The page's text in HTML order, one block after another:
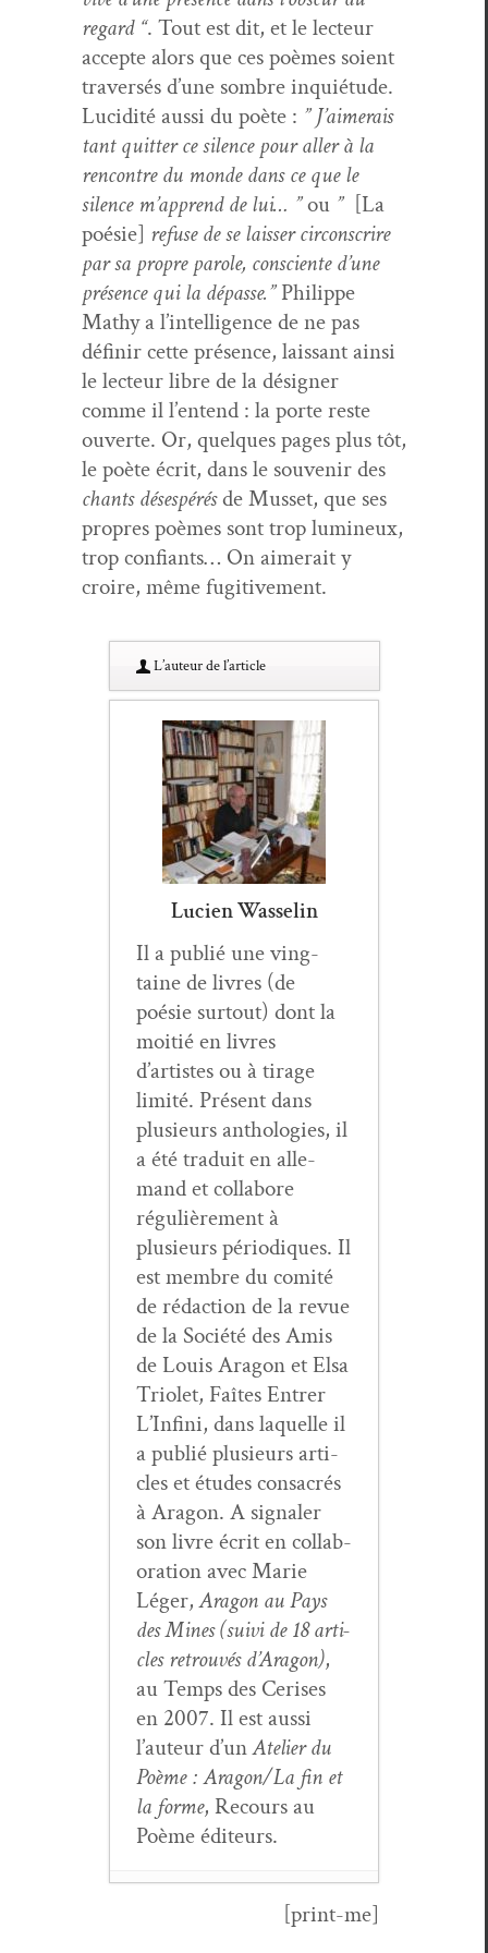
regard “. Tout est dit, et le lecteur
accepte alors que ces poèmes soient
tra­ver­sés d’une som­bre inquié­tude.
Lucid­ité aus­si du poète : ” J’aimerais
tant quit­ter ce silence pour aller à la
ren­con­tre du monde dans ce que le
silence m’ap­prend de lui… ”ou ” [La
poésie] refuse de se laiss­er cir­con­scrire
par sa pro­pre parole, con­sciente d’une
présence qui la dépasse.”Philippe
Mathy a l’in­tel­li­gence de ne pas
définir cette présence, lais­sant ain­si
le lecteur libre de la désign­er
comme il l’en­tend : la porte reste
ouverte. Or, quelques pages plus tôt,
le poète écrit, dans le sou­venir des
chants dés­espérésde Mus­set, que ses
pro­pres poèmes sont trop lumineux,
trop con­fi­ants… On aimerait y
croire, même fugitivement.
L’au­teur de l’article
Lucien Wasselin
Il a pub­lié une ving­
taine de livres (de
poésie surtout) dont la
moitié en livres
d’artistes ou à tirage
lim­ité. Présent dans
plusieurs antholo­gies, il
a été traduit en alle­
mand et col­la­bore
régulière­ment à
plusieurs péri­odiques. Il
est mem­bre du comité
de rédac­tion de la revue
de la Société des Amis
de Louis Aragon et Elsa
Tri­o­let, Faîtes Entr­er
L’In­fi­ni, dans laque­lle il
a pub­lié plusieurs arti­
cles et études con­sacrés
à Aragon. A sig­naler
son livre écrit en col­lab­
o­ra­tion avec Marie
Léger,Aragon au Pays
des Mines (suivi de 18 arti­
cles retrou­vés d’Aragon),
au Temps des Ceris­es
en 2007. Il est aus­si
l’au­teur d’unAte­lier du
Poème : Aragon/La fin et
la forme, Recours au
Poème éditeurs.
Le rôle de la doc­u­
[print-me]